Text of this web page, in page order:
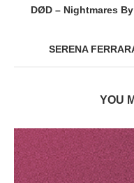
DØD – Nightmares
SERENA
YOU